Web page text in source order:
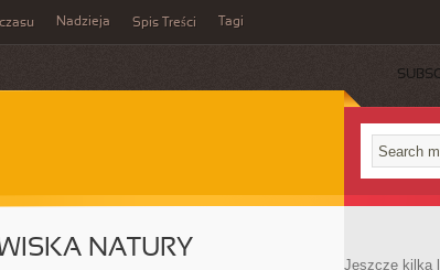
Nadzieja Spis Treści Tagi
NATURY
Jeszcze kilka